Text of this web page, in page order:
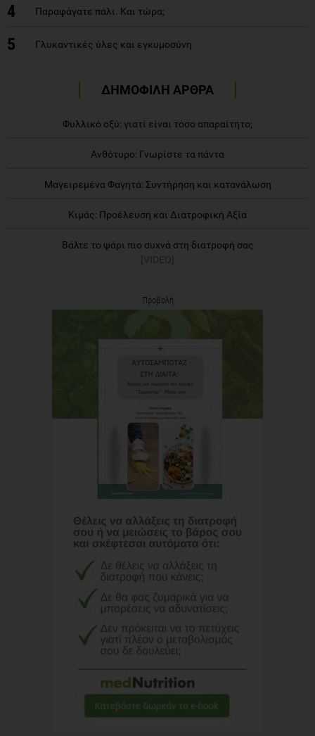
4 Παραφάγατε πάλι. Και τώρα;
5 Γλυκαντικές ύλες και εγκυμοσύνη
ΔΗΜΟΦΙΛΗ ΑΡΘΡΑ
Φυλλικό οξύ: γιατί είναι τόσο απαραίτητο;
Ανθότυρο: Γνωρίστε τα πάντα
Μαγειρεμένα Φαγητά: Συντήρηση και κατανάλωση
Κιμάς: Προέλευση και Διατροφική Αξία
Βάλτε το ψάρι πιο συχνά στη διατροφή σας
[VIDEO]
Προβολή